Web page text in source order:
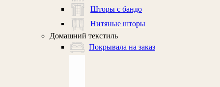
Шторы с бандо
Нитяные шторы
Домашний текстиль
Покрывала на заказ